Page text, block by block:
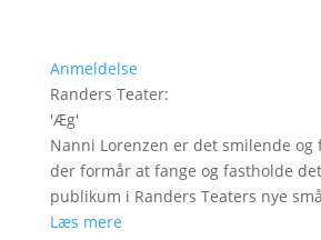
Anmeldelse
Randers Teater:
'Æg'
Nanni Lorenzen er det smilende og
der formår at fange og fastholde
publikum i Randers Teaters nye
Læs mere